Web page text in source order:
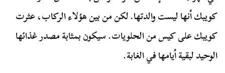
كويبك أنها ليست والدتها. لكن من بين هؤلاء الركاب، عثرت
كويبك على كيس من الحلويات. سيكون بمثابة مصدر غذائها
الوحيد لبقية أيامها في الغابة.